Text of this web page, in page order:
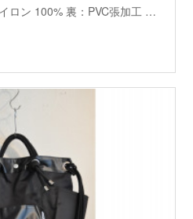
ロン 100% 裏：PVC張加工 …